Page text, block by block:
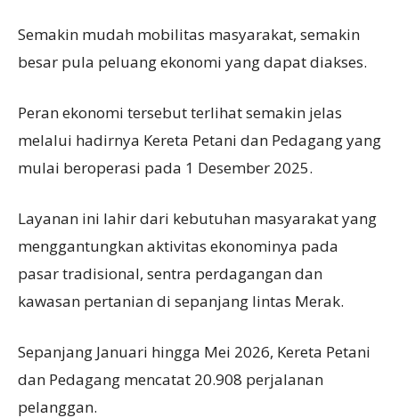
Semakin mudah mobilitas masyarakat, semakin
besar pula peluang ekonomi yang dapat diakses.
Peran ekonomi tersebut terlihat semakin jelas
melalui hadirnya Kereta Petani dan Pedagang yang
mulai beroperasi pada 1 Desember 2025.
Layanan ini lahir dari kebutuhan masyarakat yang
menggantungkan aktivitas ekonominya pada
pasar tradisional, sentra perdagangan dan
kawasan pertanian di sepanjang lintas Merak.
Sepanjang Januari hingga Mei 2026, Kereta Petani
dan Pedagang mencatat 20.908 perjalanan
pelanggan.